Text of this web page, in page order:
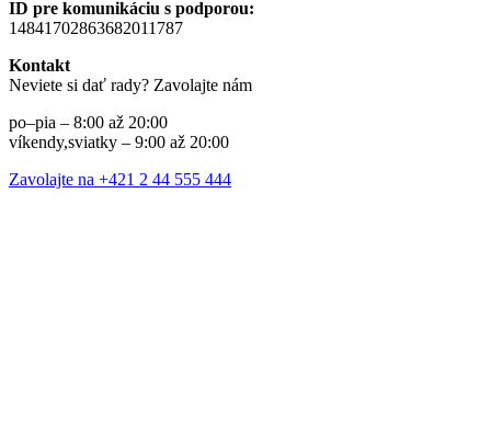
ID pre komunikáciu s podporou:
14841702863682011787
Kontakt
Neviete si dať rady? Zavolajte nám
po–pia – 8:00 až 20:00
víkendy,sviatky – 9:00 až 20:00
Zavolajte na +421 2 44 555 444